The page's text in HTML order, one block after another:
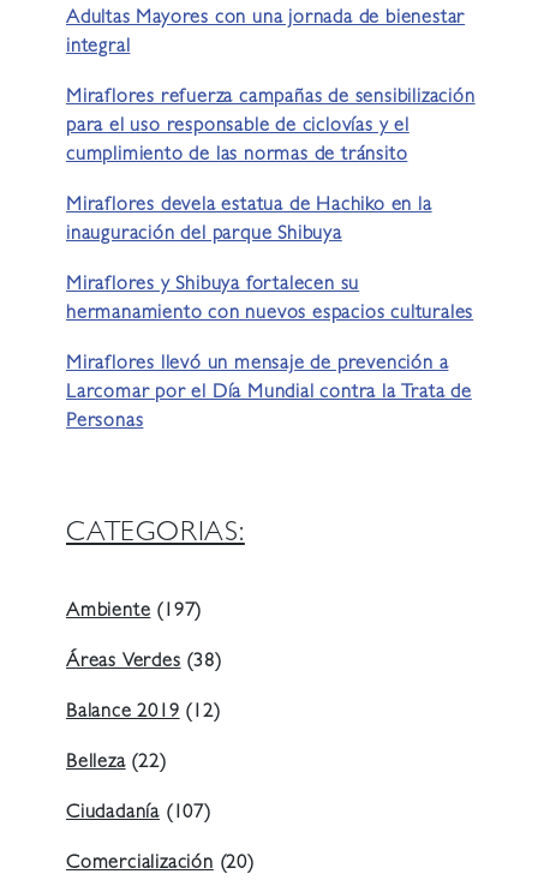
Adultas Mayores con una jornada de bienestar
integral
Miraflores refuerza campañas de sensibilización
para el uso responsable de ciclovías y el
cumplimiento de las normas de tránsito
Miraflores devela estatua de Hachiko en la
inauguración del parque Shibuya
Miraflores y Shibuya fortalecen su
hermanamiento con nuevos espacios culturales
Miraflores llevó un mensaje de prevención a
Larcomar por el Día Mundial contra la Trata de
Personas
CATEGORIAS:
Ambiente(197)
Áreas Verdes(38)
Balance 2019(12)
Belleza(22)
Ciudadanía (107)
Comercialización(20)